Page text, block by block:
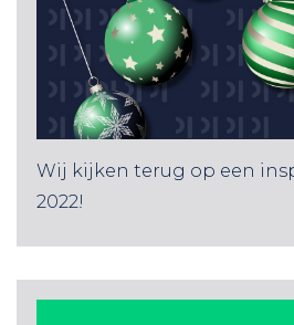
Wij kijken terug op een
2022!